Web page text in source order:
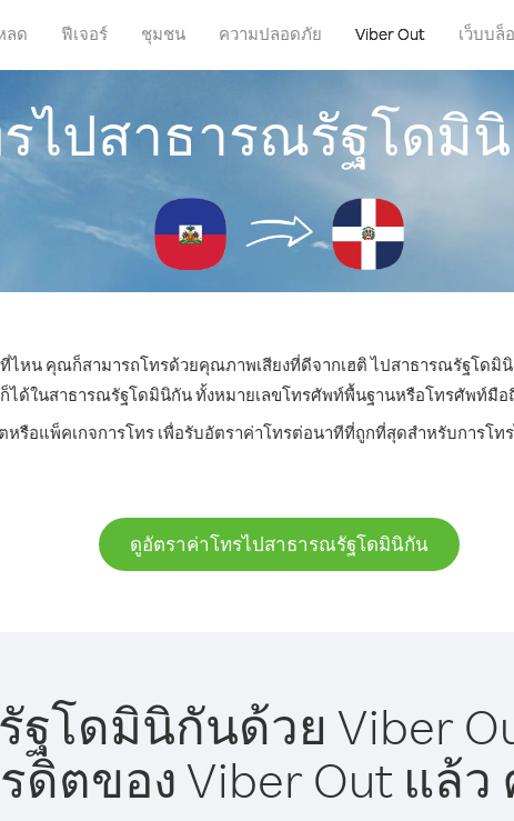
ลด ฟีเจอร์ ชุมชน ความปลอดภัย Viber Out เว็บบล็
ไปสาธารณรัฐโดมิ
ไหน คุณก็สามารถโทรด้วยคุณภาพเสียงที่ดีจากเฮติ ไปสาธารณรัฐโดมินิ
ได้ในสาธารณรัฐโดมินิกัน ทั้งหมายเลขโทรศัพท์พื้นฐานหรือโทรศัพท์มือ
หรือแพ็คเกจการโทร เพื่อรับอัตราค่าโทรต่อนาทีที่ถูกที่สุดสำหรับการโ
ดูอัตราค่าโทรไปสาธารณรัฐโดมินิกัน
โดมินิกันด้วย Viber
ดิตของ Viber Out แล้